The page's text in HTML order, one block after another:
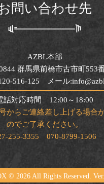
問い合わせ先
AZBL本部
群馬県前橋市古市町553
516-125 メール
話対応時間 12:00～18:00
からご連絡差し上げる場合
のでご了承ください。
255-3355 070-8799-1506
© 2026 All Rights Reserved.